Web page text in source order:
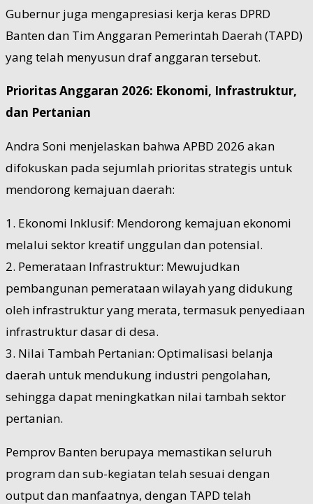
Gubernur juga mengapresiasi kerja keras DPRD
Banten dan Tim Anggaran Pemerintah Daerah (TAPD)
yang telah menyusun draf anggaran tersebut.
Prioritas Anggaran 2026: Ekonomi, Infrastruktur,
dan Pertanian
Andra Soni menjelaskan bahwa APBD 2026 akan
difokuskan pada sejumlah prioritas strategis untuk
mendorong kemajuan daerah:
1. Ekonomi Inklusif: Mendorong kemajuan ekonomi
melalui sektor kreatif unggulan dan potensial.
2. Pemerataan Infrastruktur: Mewujudkan
pembangunan pemerataan wilayah yang didukung
oleh infrastruktur yang merata, termasuk penyediaan
infrastruktur dasar di desa.
3. Nilai Tambah Pertanian: Optimalisasi belanja
daerah untuk mendukung industri pengolahan,
sehingga dapat meningkatkan nilai tambah sektor
pertanian.
Pemprov Banten berupaya memastikan seluruh
program dan sub-kegiatan telah sesuai dengan
output dan manfaatnya, dengan TAPD telah